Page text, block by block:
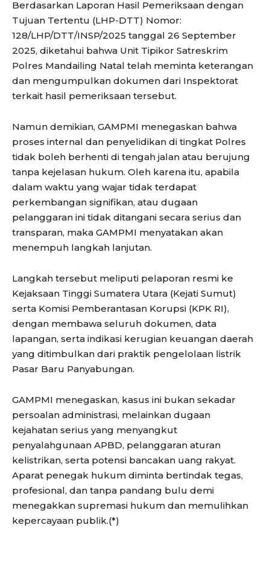
Berdasarkan Laporan Hasil Pemeriksaan dengan
Tujuan Tertentu (LHP-DTT) Nomor:
128/LHP/DTT/INSP/2025 tanggal 26 September
2025, diketahui bahwa Unit Tipikor Satreskrim
Polres Mandailing Natal telah meminta keterangan
dan mengumpulkan dokumen dari Inspektorat
terkait hasil pemeriksaan tersebut.
Namun demikian, GAMPMI menegaskan bahwa
proses internal dan penyelidikan di tingkat Polres
tidak boleh berhenti di tengah jalan atau berujung
tanpa kejelasan hukum. Oleh karena itu, apabila
dalam waktu yang wajar tidak terdapat
perkembangan signifikan, atau dugaan
pelanggaran ini tidak ditangani secara serius dan
transparan, maka GAMPMI menyatakan akan
menempuh langkah lanjutan.
Langkah tersebut meliputi pelaporan resmi ke
Kejaksaan Tinggi Sumatera Utara (Kejati Sumut)
serta Komisi Pemberantasan Korupsi (KPK RI),
dengan membawa seluruh dokumen, data
lapangan, serta indikasi kerugian keuangan daerah
yang ditimbulkan dari praktik pengelolaan listrik
Pasar Baru Panyabungan.
GAMPMI menegaskan, kasus ini bukan sekadar
persoalan administrasi, melainkan dugaan
kejahatan serius yang menyangkut
penyalahgunaan APBD, pelanggaran aturan
kelistrikan, serta potensi bancakan uang rakyat.
Aparat penegak hukum diminta bertindak tegas,
profesional, dan tanpa pandang bulu demi
menegakkan supremasi hukum dan memulihkan
kepercayaan publik.(*)